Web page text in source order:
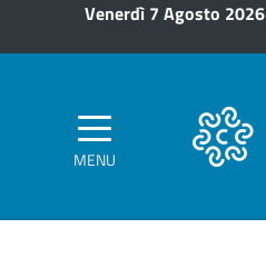
Salta al contenuto principale
Venerdì 7 Agosto 2026
MENU